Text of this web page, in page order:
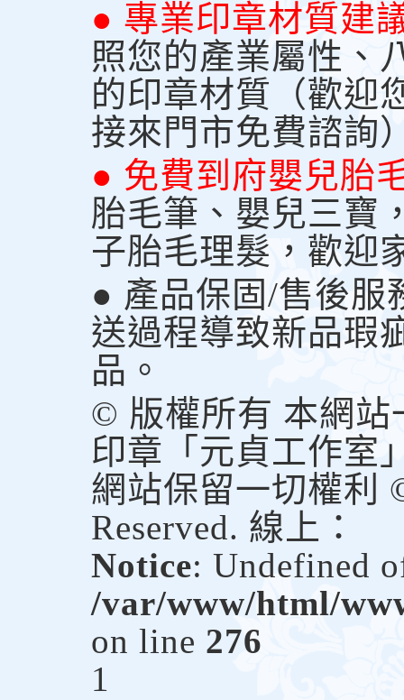
● 專業印章材質建
照您的產業屬性、
的印章材質（歡迎
接來門市免費諮詢
● 免費到府嬰兒胎
胎毛筆、嬰兒三寶
子胎毛理髮，歡迎
● 產品保固/售後服
送過程導致新品瑕
品。
© 版權所有 本網站
印章「元貞工作室
網站保留一切權利
Reserved. 線上：
Notice: Undefined
/var/www/html/
on line 276
1